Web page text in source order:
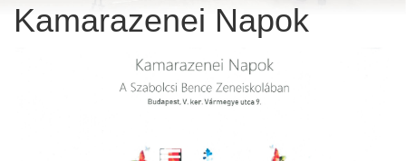
Kamarazenei Napok